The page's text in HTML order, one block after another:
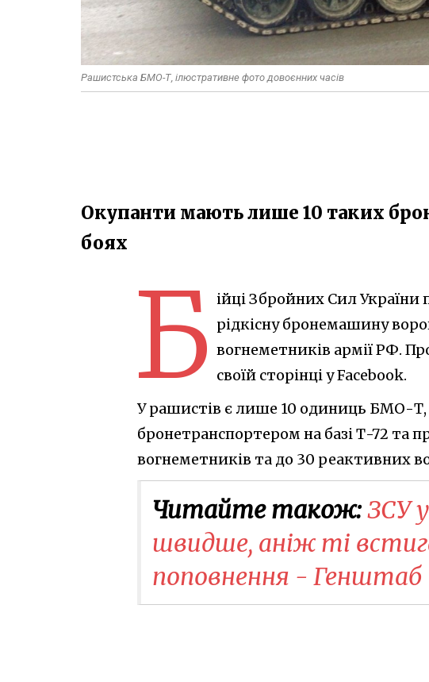
Рашистська БМО-Т, ілюстративне фото довоєнних часів
Окупанти мають лише 10 таких
боях
Б ійці Збройних Сил
рідкісну бронемашину
вогнеметників армії РФ.
своїй сторінці у Facebook.
У рашистів є лише 10 одиниць БМО-Т,
бронетранспортером на базі Т-72 та
вогнеметників та до 30 реактивних
Читайте також:ЗСУ
швидше, аніж ті
поповнення - Генштаб